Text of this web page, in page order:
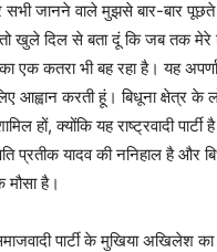
सभी जानने वाले मुझसे बार-बार
तो खुले दिल से बता दूं कि जब तक मेरे
कतरा भी बह रहा है। यह
करती हूं। बिधूना क्षेत्र के
हों, क्योंकि यह राष्ट्रवादी
प्रतीक यादव की ननिहाल है और
मौसा है।
पार्टी के मुखिया अखिलेश का